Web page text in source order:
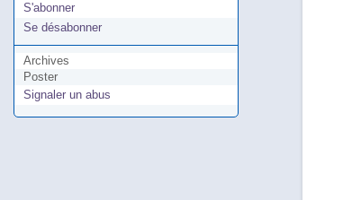
S'abonner
Se désabonner
Archives
Poster
Signaler un abus